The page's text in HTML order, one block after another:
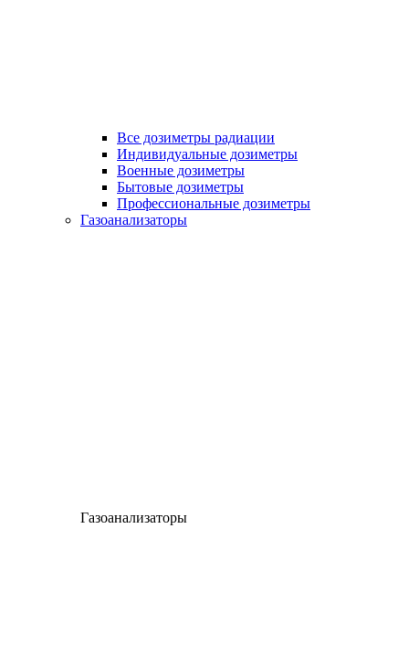
Все дозиметры радиации
Индивидуальные дозиметры
Военные дозиметры
Бытовые дозиметры
Профессиональные дозиметры
Газоанализаторы
Газоанализаторы